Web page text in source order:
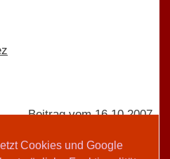
Cookies und Google
Beitrag vom 16.10.2007